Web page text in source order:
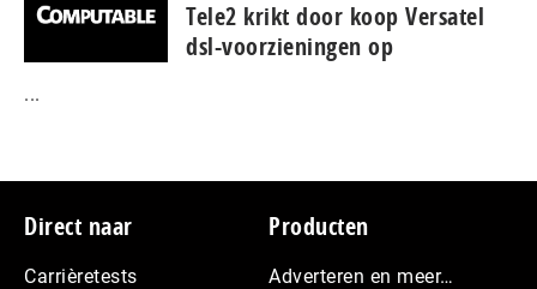
Tele2 krikt door koop Versatel
dsl-voorzieningen op
...
Footer
Direct naar
Carrièretests
Producten
Adverteren en meer…